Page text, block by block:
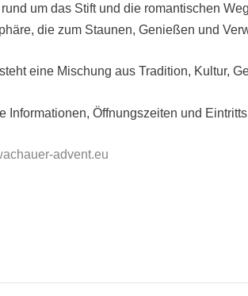
um das Stift und die romantischen
die zum Staunen, Genießen und
eine Mischung aus Tradition, Kultur,
Informationen, Öffnungszeiten und
advent.eu